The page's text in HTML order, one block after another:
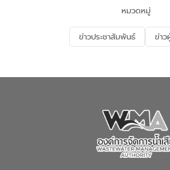
ด้านน้ำของปร
รองรับการเ
ลงทุนในอุตส
มุ่งตอบโจทย์ค
ในครั้งนี้เป็น
(อจน.) มาผส
เทคโนโลยีโค
ของอีสท์ วอเ
เทคโนโลยีก
Reuse) และ
หมวดหมู่
ข่าวประชาสัมพันธ์ ข่าว